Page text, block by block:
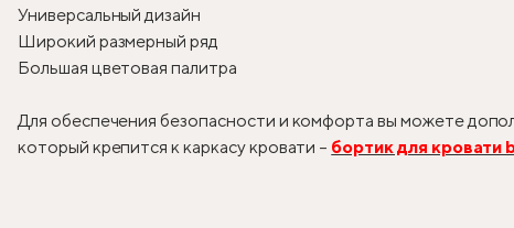
Универсальный дизайн
Широкий размерный ряд
Большая цветовая палитра
Для обеспечения безопасности и комфорта вы можете
который крепится к каркасу кровати – бортик для кровати